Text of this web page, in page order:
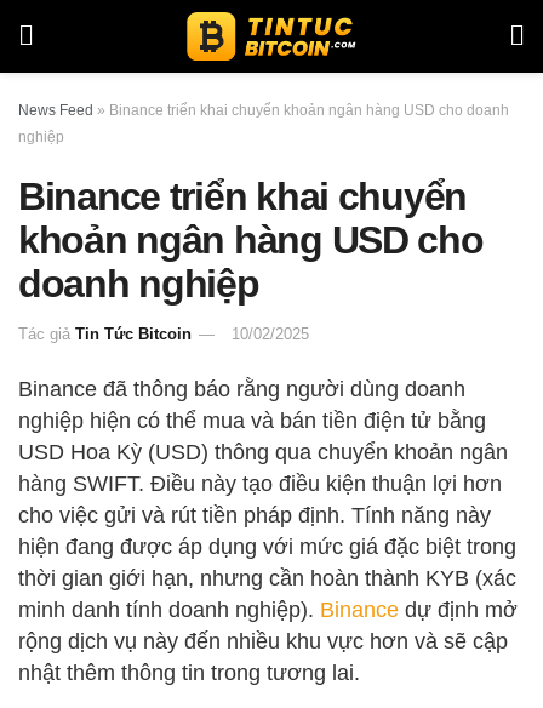
News Feed » Binance triển khai chuyển khoản ngân hàng USD cho doanh
nghiệp
Binance triển khai chuyển
khoản ngân hàng USD cho
doanh nghiệp
Tác giả Tin Tức Bitcoin 10/02/2025
Binance đã thông báo rằng người dùng doanh
nghiệp hiện có thể mua và bán tiền điện tử bằng
USD Hoa Kỳ (USD) thông qua chuyển khoản ngân
hàng SWIFT. Điều này tạo điều kiện thuận lợi hơn
cho việc gửi và rút tiền pháp định. Tính năng này
hiện đang được áp dụng với mức giá đặc biệt trong
thời gian giới hạn, nhưng cần hoàn thành KYB (xác
minh danh tính doanh nghiệp). Binance dự định mở
rộng dịch vụ này đến nhiều khu vực hơn và sẽ cập
nhật thêm thông tin trong tương lai.